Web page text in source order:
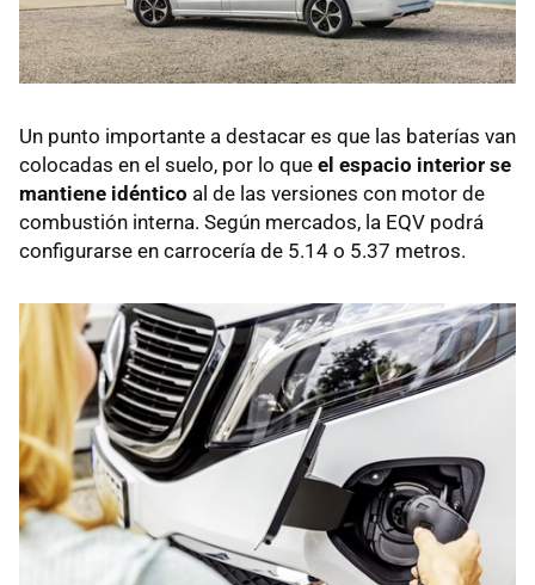
Un punto importante a destacar es que las baterías van
colocadas en el suelo, por lo que el espacio interior se
mantiene idéntico al de las versiones con motor de
combustión interna. Según mercados, la EQV podrá
configurarse en carrocería de 5.14 o 5.37 metros.